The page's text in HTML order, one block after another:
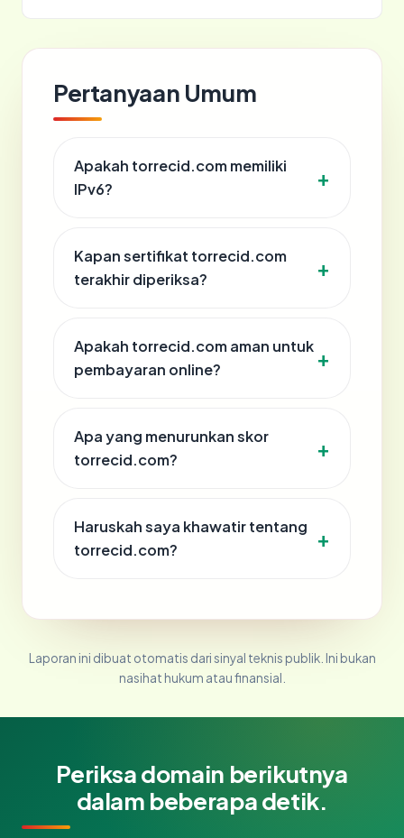
Pertanyaan Umum
Apakah torrecid.com memiliki
IPv6?
Kapan sertifikat torrecid.com
terakhir diperiksa?
Apakah torrecid.com aman untuk
pembayaran online?
Apa yang menurunkan skor
torrecid.com?
Haruskah saya khawatir tentang
torrecid.com?
Laporan ini dibuat otomatis dari sinyal teknis publik. Ini bukan
nasihat hukum atau finansial.
Periksa domain berikutnya
dalam beberapa detik.